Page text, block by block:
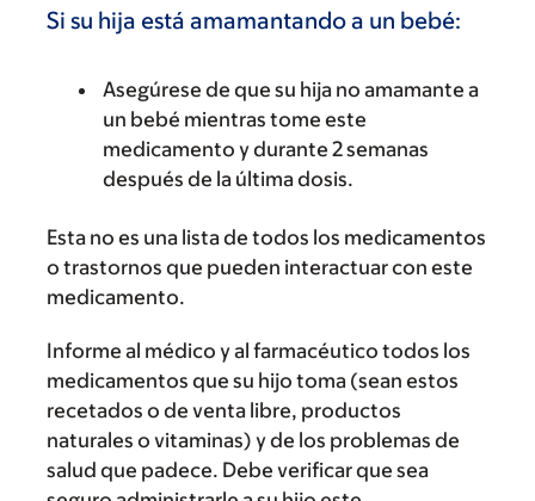
Si su hija está amamantando a un bebé:
Asegúrese de que su hija no amamante a
un bebé mientras tome este
medicamento y durante 2 semanas
después de la última dosis.
Esta no es una lista de todos los medicamentos
o trastornos que pueden interactuar con este
medicamento.
Informe al médico y al farmacéutico todos los
medicamentos que su hijo toma (sean estos
recetados o de venta libre, productos
naturales o vitaminas) y de los problemas de
salud que padece. Debe verificar que sea